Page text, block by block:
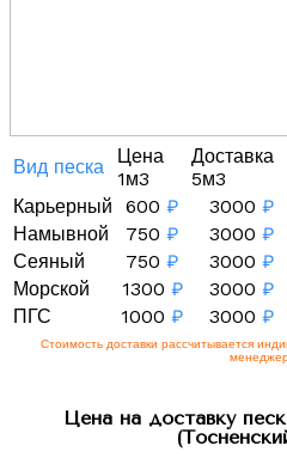
Вид песка
Цена
1м3
Доставка
5м3
Карьерный
600 ₽ 3000 ₽
Намывной
750 ₽ 3000 ₽
Сеяный
750 ₽ 3000 ₽
Морской
1300 ₽ 3000 ₽
ПГС
1000 ₽ 3000 ₽
Стоимость доставки рассчитывается
Цена на доставку